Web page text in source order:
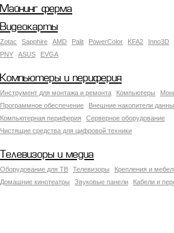
Майнинг ферма
Видеокарты
Zotac Sapphire AMD Palit PowerColor KFA2 Inno3D
PNY
ASUS EVGA
Компьютеры и периферия
Инструмент для монтажа и ремонта Компьютеры
Программное обеспечение
Внешние накопители
Компьютерная периферия
Серверное оборудование
Чистящие средства для цифровой техники
Телевизоры и медиа
Оборудование для ТВ Телевизоры Крепления и
Домашние кинотеатры
Звуковые панели Кабели и